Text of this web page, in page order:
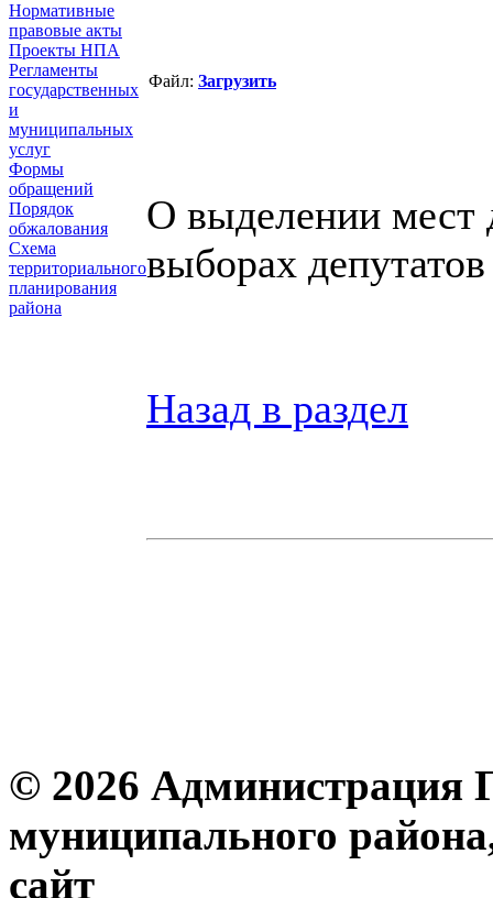
Нормативные
правовые акты
Проекты НПА
Регламенты
государственных
и
муниципальных
услуг
Формы
обращений
Порядок
обжалования
Схема
территориального
планирования
района
Файл: Загрузить
О выделении мест
выборах
Назад в раздел
© 2026 Администрация
муниципального